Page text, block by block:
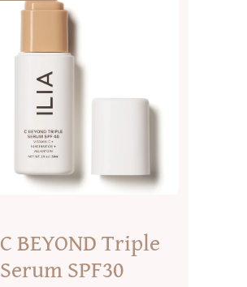
C BEYOND Triple
Serum SPF30